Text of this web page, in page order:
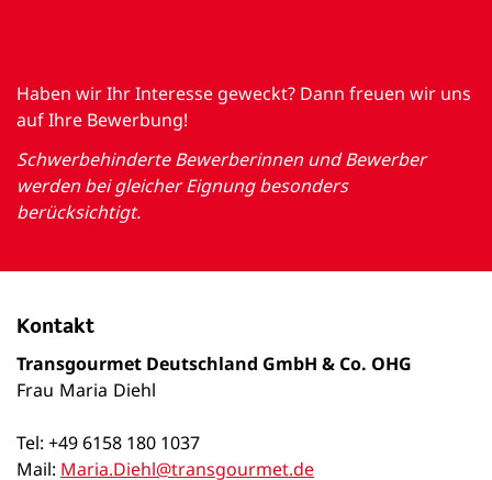
Haben wir Ihr Interesse geweckt? Dann freuen wir uns
auf Ihre Bewerbung!
Schwerbehinderte Bewerberinnen und Bewerber
werden bei gleicher Eignung besonders
berücksichtigt.
Kontakt
Transgourmet Deutschland GmbH & Co. OHG
Frau Maria Diehl
Tel: +49 6158 180 1037
Mail: Maria.Diehl@transgourmet.de